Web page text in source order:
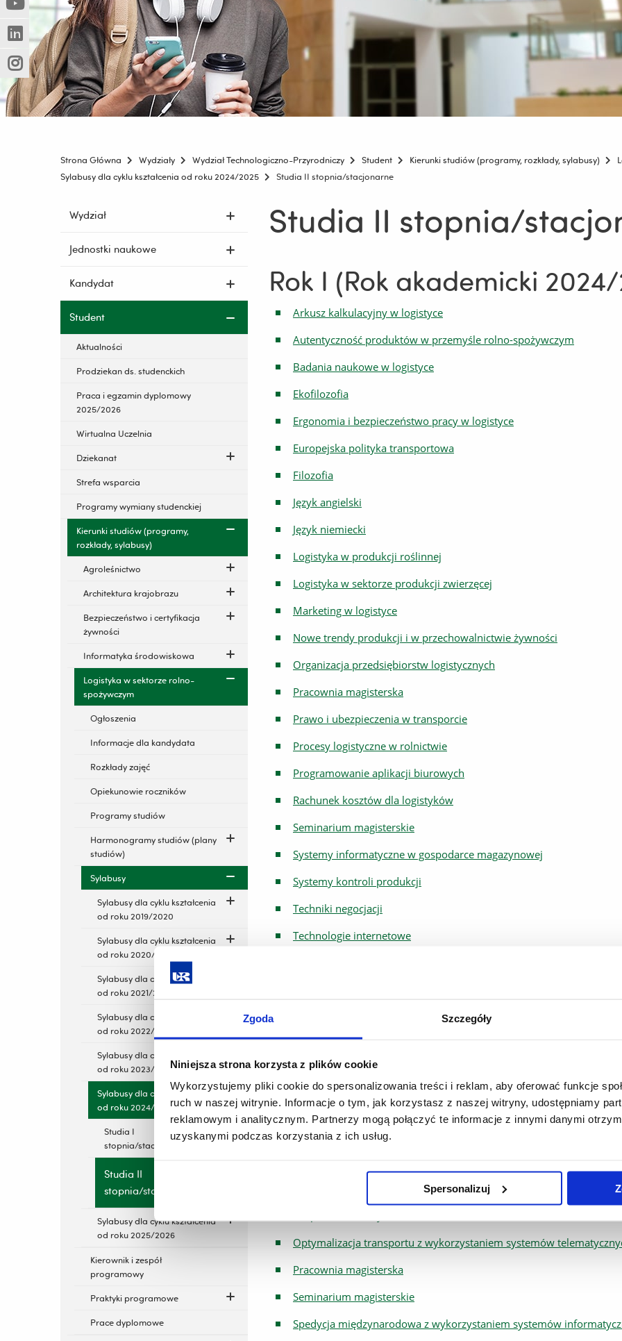
Zgoda Szczegóły
Niniejsza strona korzysta z plików cookie
Wykorzystujemy pliki cookie do spersonalizowania treści i reklam, aby oferować funkcje
ruch w naszej witrynie. Informacje o tym, jak korzystasz z naszej witryny, udostępniamy
reklamowym i analitycznym. Partnerzy mogą połączyć te informacje z innymi danymi
uzyskanymi podczas korzystania z ich usług.
Spersonalizuj
innej
strony)
(Nowe
okno)
(Link
do
innej
strony)
(Nowe
okno)
(Link
do
innej
strony)
(Nowe
okno)
(Link
do
innej
strony)
Strona Główna Wydziały Wydział Technologiczno-Przyrodniczy Student Kierunki studiów (programy, rozkłady, sylabusy)
Sylabusy dla cyklu kształcenia od roku 2024/2025
Studia II stopnia/stacjonarne
Pomiń
i
przejdź
treści
Wydział
Jednostki naukowe
Kandydat
Student
Aktualności
Prodziekan ds. studenckich
Praca i egzamin dyplomowy
2025/2026
Wirtualna Uczelnia
Dziekanat
Strefa wsparcia
Programy wymiany studenckiej
Kierunki studiów (programy,
rozkłady, sylabusy)
Agroleśnictwo
Architektura krajobrazu
Bezpieczeństwo i certyfikacja
żywności
Informatyka środowiskowa
Logistyka w sektorze rolno-
spożywczym
Ogłoszenia
Informacje dla kandydata
Rozkłady zajęć
Opiekunowie roczników
Programy studiów
Harmonogramy studiów (plany
studiów)
Sylabusy
Sylabusy dla cyklu kształcenia
od roku 2019/2020
Sylabusy dla cyklu kształcenia
od roku 2020/2021
Sylabusy dla cyklu kształcenia
od roku 2021/2022
Sylabusy dla cyklu kształcenia
od roku 2022/2023
Sylabusy dla cyklu kształcenia
od roku 2023/2024
Sylabusy dla cyklu kształcenia
od roku 2024/2025
Studia I
stopnia/stacjonarne
Studia II
stopnia/stacjonarne
Sylabusy dla cyklu kształcenia
od roku 2025/2026
Kierownik i zespół
programowy
Praktyki programowe
Prace dyplomowe
Studia II stopnia/
Rok I (Rok akademicki
Arkusz kalkulacyjny w logistyce
Autentyczność produktów w przemyśle rolno-spożywczym
Badania naukowe w logistyce
Ekofilozofia
Ergonomia i bezpieczeństwo pracy w logistyce
Europejska polityka transportowa
Filozofia
Język angielski
Język niemiecki
Logistyka w produkcji roślinnej
Logistyka w sektorze produkcji zwierzęcej
Marketing w logistyce
Nowe trendy produkcji i w przechowalnictwie żywności
Organizacja przedsiębiorstw logistycznych
Pracownia magisterska
Prawo i ubezpieczenia w transporcie
Procesy logistyczne w rolnictwie
Programowanie aplikacji biurowych
Rachunek kosztów dla logistyków
Seminarium magisterskie
Systemy informatyczne w gospodarce magazynowej
Systemy kontroli produkcji
Techniki negocjacji
Technologie internetowe
PRZEDMIOT DO WYBORU I
Ładunkoznawstwo dla logistyków
Polityka wyżywienia ludności
Rynek surowców i produktów rolno-spożywczych
Transport zwierząt towarzyszących
Rok II (Rok akademicki
Optymalizacja transportu z wykorzystaniem systemów
Pracownia magisterska
Seminarium magisterskie
Spedycja międzynarodowa z wykorzystaniem systemów